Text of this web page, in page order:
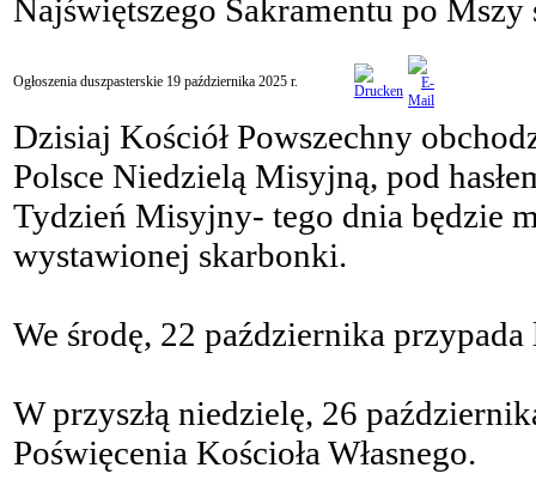
Najświętszego Sakramentu po
Ogłoszenia duszpasterskie 19 października 2025 r.
Dzisiaj Kościół Powszechny
Polsce Niedzielą Misyjną, pod
Tydzień Misyjny- tego dnia będzie
wystawionej skarbonki.
We środę, 22 października
W przyszłą niedzielę, 26
Poświęcenia Kościoła Własnego.